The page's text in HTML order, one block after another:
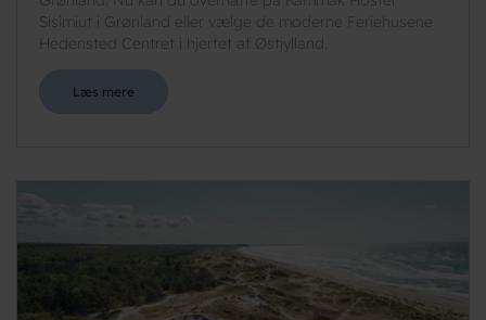
Sisimiut i Grønland eller vælge de moderne Feriehusene
Hedensted Centret i hjertet af Østjylland.
Læs mere